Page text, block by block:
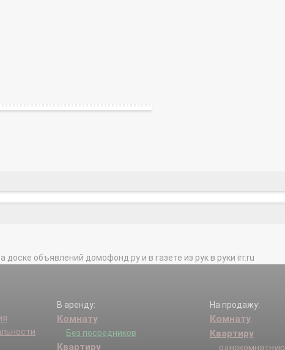
объявлений домофонд.ру и в газете из рук в руки irr.ru
В аренду:
Комнату
Без посредников
Квартиру
На продажу:
Комнату
Квартиру
однокомнатную